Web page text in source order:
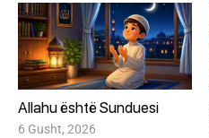
Allahu është Sunduesi
6 Gusht, 2026